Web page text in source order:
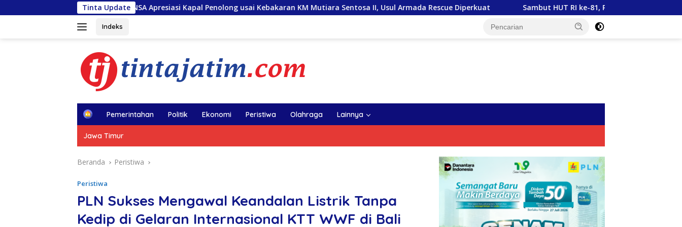
ke
Tinta Update
INSA Apresiasi Kapal Penolong usai Kebakaran KM Mutiara Sentosa II, Usul Armada Rescue Diperkuat Sambut HUT RI ke-81, PLN Tebar Energi Kebaikan dari Bondowoso
Indeks
H
e
Pemerintahan Politik Ekonomi Peristiwa Olahraga Lainnya
Jawa Timur
Beranda Peristiwa
Peristiwa
PLN Sukses Mengawal Keandalan Listrik Tanpa
Kedip di Gelaran Internasional KTT WWF di Bali